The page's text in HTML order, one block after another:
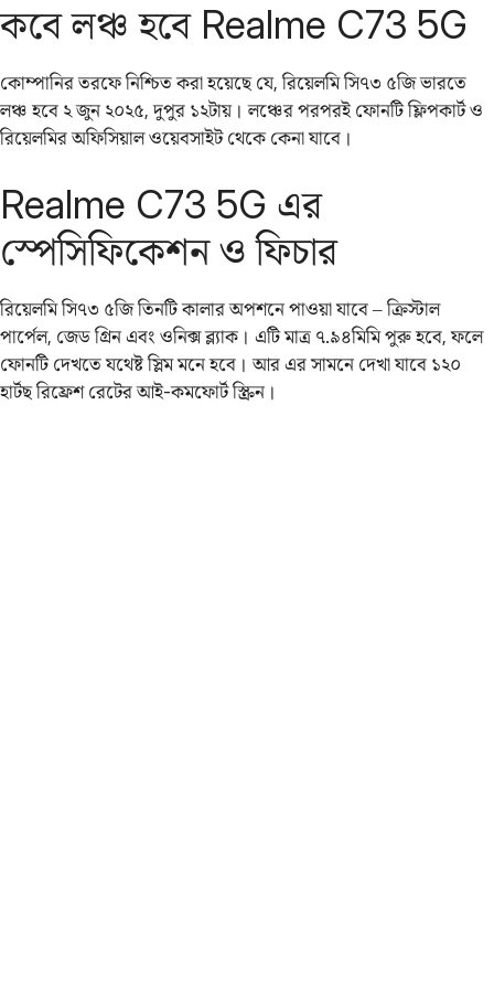
কবে লঞ্চ হবে Realme C73 5G
কোম্পানির তরফে নিশ্চিত করা হয়েছে যে, রিয়েলমি সি৭৩ ৫জি ভারতে
লঞ্চ হবে ২ জুন ২০২৫, দুপুর ১২টায়। লঞ্চের পরপরই ফোনটি ফ্লিপকার্ট ও
রিয়েলমির অফিসিয়াল ওয়েবসাইট থেকে কেনা যাবে।
Realme C73 5G এর
স্পেসিফিকেশন ও ফিচার
রিয়েলমি সি৭৩ ৫জি তিনটি কালার অপশনে পাওয়া যাবে – ক্রিস্টাল
পার্পেল, জেড গ্রিন এবং ওনিক্স ব্ল্যাক। এটি মাত্র ৭.৯৪মিমি পুরু হবে, ফলে
ফোনটি দেখতে যথেষ্ট স্লিম মনে হবে। আর এর সামনে দেখা যাবে ১২০
হার্টছ রিফ্রেশ রেটের আই-কমফোর্ট স্ক্রিন।